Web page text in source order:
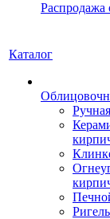
Распродажа
Каталог